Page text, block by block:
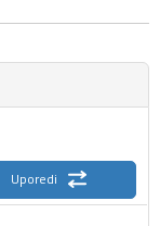
Uporedi